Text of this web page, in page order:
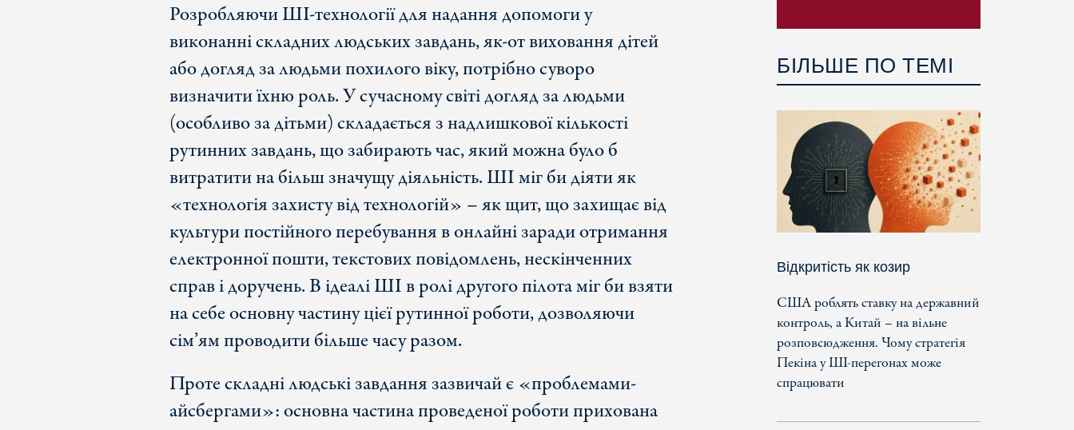
Розробляючи ШІ-технології для надання допомоги у
виконанні складних людських завдань, як-от виховання дітей
або догляд за людьми похилого віку, потрібно суворо
визначити їхню роль. У сучасному світі догляд за людьми
(особливо за дітьми) складається з надлишкової кількості
рутинних завдань, що забирають час, який можна було б
витратити на більш значущу діяльність. ШІ міг би діяти як
«технологія захисту від технологій» – як щит, що захищає від
культури постійного перебування в онлайні заради отримання
електронної пошти, текстових повідомлень, нескінченних
справ і доручень. В ідеалі ШІ в ролі другого пілота міг би взяти
на себе основну частину цієї рутинної роботи, дозволяючи
сім’ям проводити більше часу разом.
Проте складні людські завдання зазвичай є «проблемами-
айсбергами»: основна частина проведеної роботи прихована
БІЛЬШЕ ПО ТЕМІ
Відкритість як козир
США роблять ставку на державний
контроль, а Китай – на вільне
розповсюдження. Чому стратегія
Пекіна у ШІ-перегонах може
спрацювати